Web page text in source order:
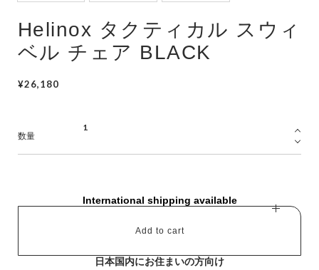
Helinox タクティカル スウィ
ベル チェア BLACK
¥26,180
数量
International shipping available
Add to cart
日本国内にお住まいの方向け